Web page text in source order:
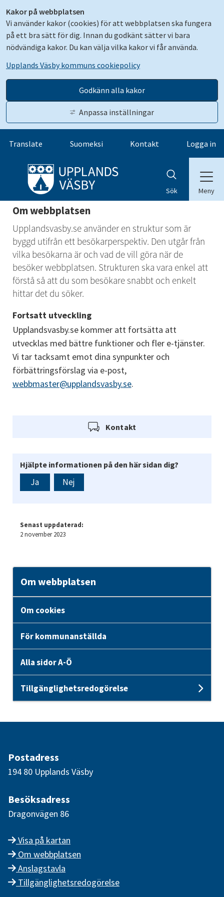
Kakor på webbplatsen
Vi använder kakor (cookies) för att webbplatsen ska fungera
på ett bra sätt för dig. Innan du godkänt sätter vi bara
nödvändiga kakor. Du kan välja vilka kakor vi får använda.
Upplands Väsby kommuns cookiepolicy
Godkänn alla kakor
Anpassa inställningar
Gå till innehåll
Translate Suomeksi Kontakt Logga in
Sök Meny
Om webbplatsen
Upplandsvasby.se använder en struktur som är
byggd utifrån ett besökarperspektiv. Den utgår från
vilka besökarna är och vad de vill göra när de
besöker webbplatsen. Strukturen ska vara enkel att
förstå så att du som besökare snabbt och enkelt
hittar det du söker.
Fortsatt utveckling
Upplandsvasby.se kommer att fortsätta att
utvecklas med bättre funktioner och fler e-tjänster.
Vi tar tacksamt emot dina synpunkter och
förbättringsförslag via e-post,
webbmaster@upplandsvasby.se.
Kontakt
Hjälpte informationen på den här sidan dig?
Ja Nej
Senast uppdaterad:
2 november 2023
Om webbplatsen
Om cookies
För kommunanställda
Alla sidor A-Ö
Tillgänglighetsredogörelse
Postadress
194 80 Upplands Väsby
Besöksadress
Dragonvägen 86
Visa på kartan
Om webbplatsen
Anslagstavla
Tillgänglighetsredogörelse